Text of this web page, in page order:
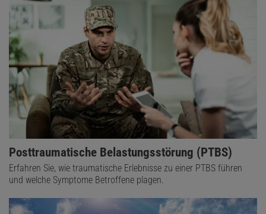
Posttraumatische Belastungsstörung (PTBS)
Erfahren Sie, wie traumatische Erlebnisse zu einer PTBS führen
und welche Symptome Betroffene plagen.